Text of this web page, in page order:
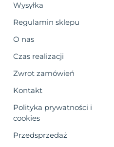
Wysyłka
Regulamin sklepu
O nas
Czas realizacji
Zwrot zamówień
Kontakt
Polityka prywatności i
cookies
Przedsprzedaż